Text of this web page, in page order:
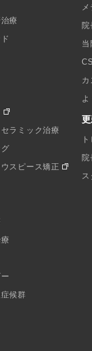
療
ラミック治療
スピース矯正
候群
院
当
よ
院
ス